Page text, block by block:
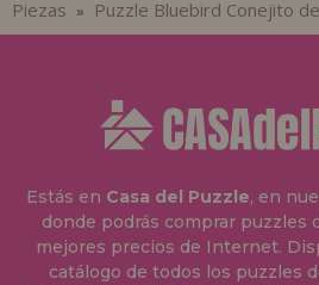
Piezas » Puzzle Bluebird Conejito
Estás en Casa del Puzzle, en
donde podrás comprar puzzles
mejores precios de Internet.
catálogo de todos los puzzles